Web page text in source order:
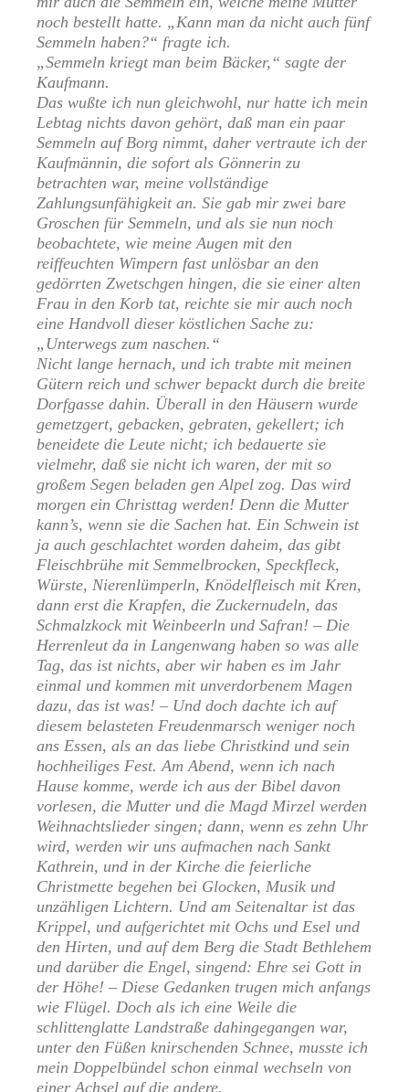
noch bestellt hatte. „Kann man da nicht auch fünf
Semmeln haben?“ fragte ich.
„Semmeln kriegt man beim Bäcker,“ sagte der
Kaufmann.
Das wußte ich nun gleichwohl, nur hatte ich mein
Lebtag nichts davon gehört, daß man ein paar
Semmeln auf Borg nimmt, daher vertraute ich der
Kaufmännin, die sofort als Gönnerin zu
betrachten war, meine vollständige
Zahlungsunfähigkeit an. Sie gab mir zwei bare
Groschen für Semmeln, und als sie nun noch
beobachtete, wie meine Augen mit den
reiffeuchten Wimpern fast unlösbar an den
gedörrten Zwetschgen hingen, die sie einer alten
Frau in den Korb tat, reichte sie mir auch noch
eine Handvoll dieser köstlichen Sache zu:
„Unterwegs zum naschen.“
Nicht lange hernach, und ich trabte mit meinen
Gütern reich und schwer bepackt durch die breite
Dorfgasse dahin. Überall in den Häusern wurde
gemetzgert, gebacken, gebraten, gekellert; ich
beneidete die Leute nicht; ich bedauerte sie
vielmehr, daß sie nicht ich waren, der mit so
großem Segen beladen gen Alpel zog. Das wird
morgen ein Christtag werden! Denn die Mutter
kann’s, wenn sie die Sachen hat. Ein Schwein ist
ja auch geschlachtet worden daheim, das gibt
Fleischbrühe mit Semmelbrocken, Speckfleck,
Würste, Nierenlümperln, Knödelfleisch mit Kren,
dann erst die Krapfen, die Zuckernudeln, das
Schmalzkock mit Weinbeerln und Safran! – Die
Herrenleut da in Langenwang haben so was alle
Tag, das ist nichts, aber wir haben es im Jahr
einmal und kommen mit unverdorbenem Magen
dazu, das ist was! – Und doch dachte ich auf
diesem belasteten Freudenmarsch weniger noch
ans Essen, als an das liebe Christkind und sein
hochheiliges Fest. Am Abend, wenn ich nach
Hause komme, werde ich aus der Bibel davon
vorlesen, die Mutter und die Magd Mirzel werden
Weihnachtslieder singen; dann, wenn es zehn Uhr
wird, werden wir uns aufmachen nach Sankt
Kathrein, und in der Kirche die feierliche
Christmette begehen bei Glocken, Musik und
unzähligen Lichtern. Und am Seitenaltar ist das
Krippel, und aufgerichtet mit Ochs und Esel und
den Hirten, und auf dem Berg die Stadt Bethlehem
und darüber die Engel, singend: Ehre sei Gott in
der Höhe! – Diese Gedanken trugen mich anfangs
wie Flügel. Doch als ich eine Weile die
schlittenglatte Landstraße dahingegangen war,
unter den Füßen knirschenden Schnee, musste ich
mein Doppelbündel schon einmal wechseln von
einer Achsel auf die andere.